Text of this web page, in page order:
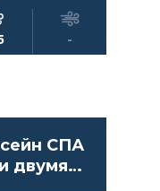
-
СПА
двумя